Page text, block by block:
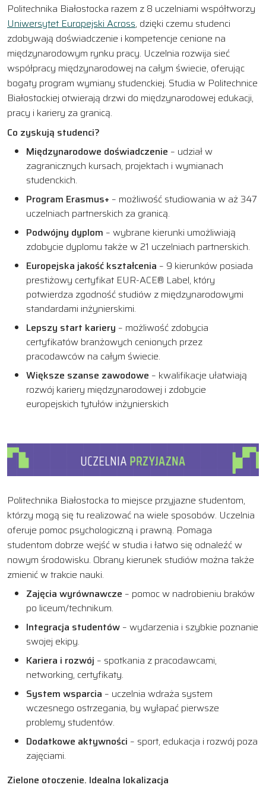
Politechnika Białostocka razem z 8 uczelniami współtworzy
Uniwersytet Europejski Across, dzięki czemu studenci
zdobywają doświadczenie i kompetencje cenione na
międzynarodowym rynku pracy. Uczelnia rozwija sieć
współpracy międzynarodowej na całym świecie, oferując
bogaty program wymiany studenckiej. Studia w Politechnice
Białostockiej otwierają drzwi do międzynarodowej edukacji,
pracy i kariery za granicą.
Co zyskują studenci?
Międzynarodowe doświadczenie – udział w
zagranicznych kursach, projektach i wymianach
studenckich.
Program Erasmus+ – możliwość studiowania w aż 347
uczelniach partnerskich za granicą.
Podwójny dyplom – wybrane kierunki umożliwiają
zdobycie dyplomu także w 21 uczelniach partnerskich.
Europejska jakość kształcenia – 9 kierunków posiada
prestiżowy certyfikat EUR-ACE® Label, który
potwierdza zgodność studiów z międzynarodowymi
standardami inżynierskimi.
Lepszy start kariery – możliwość zdobycia
certyfikatów branżowych cenionych przez
pracodawców na całym świecie.
Większe szanse zawodowe – kwalifikacje ułatwiają
rozwój kariery międzynarodowej i zdobycie
europejskich tytułów inżynierskich
Politechnika Białostocka to miejsce przyjazne studentom,
którzy mogą się tu realizować na wiele sposobów. Uczelnia
oferuje pomoc psychologiczną i prawną. Pomaga
studentom dobrze wejść w studia i łatwo się odnaleźć w
nowym środowisku. Obrany kierunek studiów można także
zmienić w trakcie nauki.
Zajęcia wyrównawcze – pomoc w nadrobieniu braków
po liceum/technikum.
Integracja studentów – wydarzenia i szybkie poznanie
swojej ekipy.
Kariera i rozwój – spotkania z pracodawcami,
networking, certyfikaty.
System wsparcia – uczelnia wdraża system
wczesnego ostrzegania, by wyłapać pierwsze
problemy studentów.
Dodatkowe aktywności – sport, edukacja i rozwój poza
zajęciami.
Zielone otoczenie. Idealna lokalizacja